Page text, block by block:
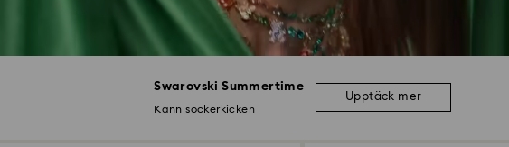
Swarovski Summertime
Känn sockerkicken
Upptäck mer